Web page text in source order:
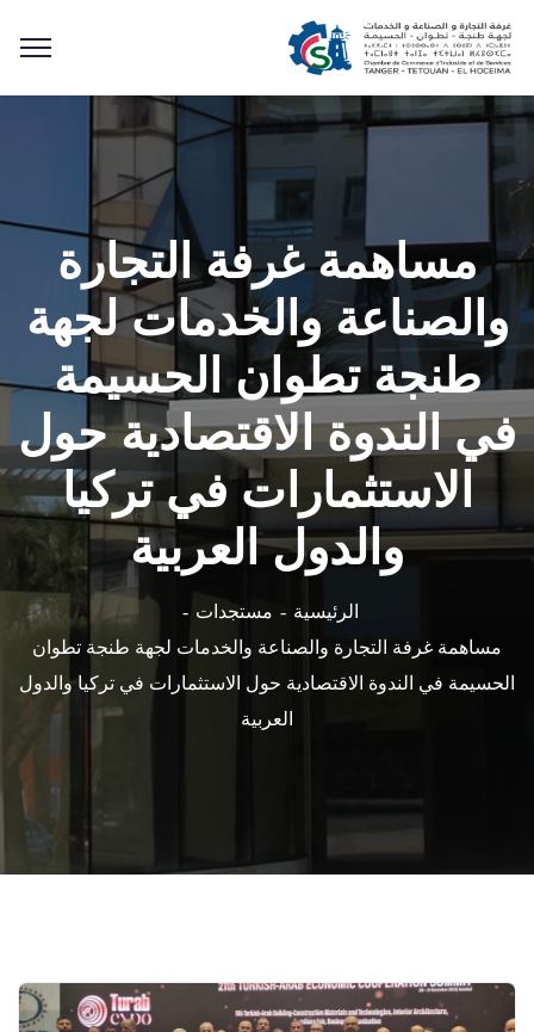
مساهمة غرفة التجارة
والصناعة والخدمات لجهة
طنجة تطوان الحسيمة
في الندوة الاقتصادية حول
الاستثمارات في تركيا
والدول العربية
الرئيسية مستجدات
مساهمة غرفة التجارة والصناعة والخدمات لجهة طنجة تطوان
الحسيمة في الندوة الاقتصادية حول الاستثمارات في تركيا والدول
العربية